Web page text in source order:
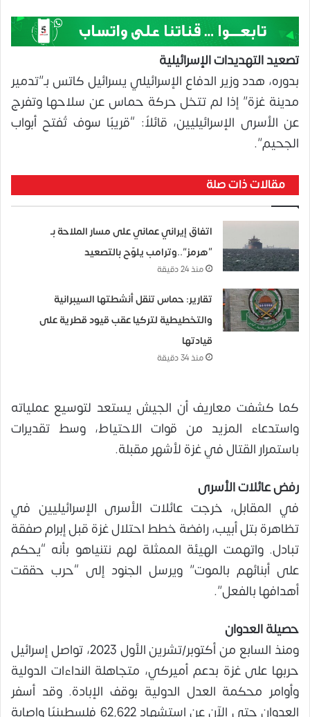
تصعيد التهديدات الإسرائيلية
بدوره، هدد وزير الدفاع الإسرائيلي يسرائيل كاتس بـ”تدمير
مدينة غزة” إذا لم تتخل حركة حماس عن سلاحها وتفرج
عن الأسرى الإسرائيليين، قائلاً: “قريبًا سوف تُفتح أبواب
الجحيم”.
مقالات ذات صلة
اتفاق إيراني عماني على مسار الملاحة بـ
“هرمز”..وترامب يلوّح بالتصعيد
منذ 24 دقيقة
تقارير: حماس تنقل أنشطتها السيبرانية
والتخطيطية لتركيا عقب قيود قطرية على
قيادتها
منذ 34 دقيقة
كما كشفت معاريف أن الجيش يستعد لتوسيع عملياته
واستدعاء المزيد من قوات الاحتياط، وسط تقديرات
باستمرار القتال في غزة لأشهر مقبلة.
رفض عائلات الأسرى
في المقابل، خرجت عائلات الأسرى الإسرائيليين في
تظاهرة بتل أبيب، رافضة خطط احتلال غزة قبل إبرام صفقة
تبادل. واتهمت الهيئة الممثلة لهم نتنياهو بأنه “يحكم
على أبنائهم بالموت” ويرسل الجنود إلى “حرب حققت
أهدافها بالفعل”.
حصيلة العدوان
ومنذ السابع من أكتوبر/تشرين الأول 2023، تواصل إسرائيل
حربها على غزة بدعم أميركي، متجاهلة النداءات الدولية
وأوامر محكمة العدل الدولية بوقف الإبادة. وقد أسفر
العدوان حتى الآن عن استشهاد 62,622 فلسطينيًا وإصابة